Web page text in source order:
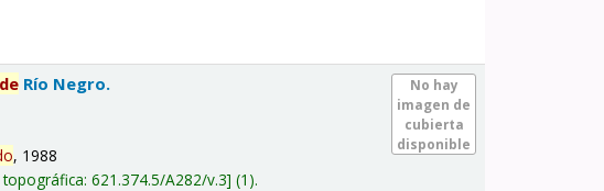
No hay
imagen de
cubierta
disponible
de Río Negro.
, 1988
topográfica:621.374.5/A282/v.3 (1).